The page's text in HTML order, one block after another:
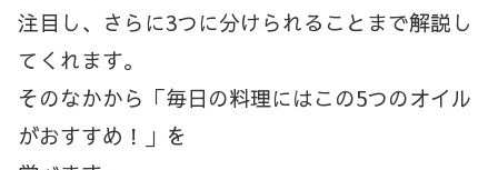
注目し、さらに3つに分けられることまで解説し
てくれます。
そのなかから「毎日の料理にはこの5つのオイル
がおすすめ！」を